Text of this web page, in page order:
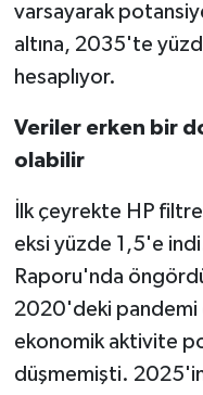
varsayarak
altına, 2035'te
hesaplıyor.
Veriler erken bir
olabilir
İlk çeyrekte HP
eksi yüzde 1,5'e
Raporu'nda
2020'deki pandemi
ekonomik aktivite
düşmemişti.